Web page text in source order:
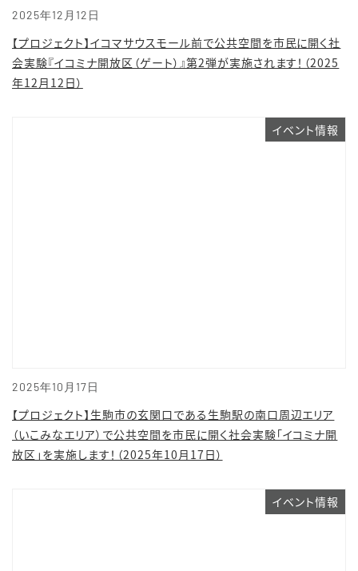
2025年12月12日
【プロジェクト】イコマサウスモール前で公共空間を市民に開く社
会実験『イコミナ開放区（ゲート）』第2弾が実施されます！（2025
年12月12日）
2025年10月17日
イベント情報
【プロジェクト】生駒市の玄関口である生駒駅の南口周辺エリア
（いこみなエリア）で公共空間を市民に開く社会実験「イコミナ開
放区」を実施します！（2025年10月17日）
イベント情報